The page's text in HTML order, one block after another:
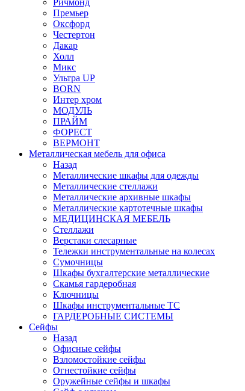
Ричмонд
Премьер
Оксфорд
Честертон
Дакар
Холл
Микс
Ультра UP
BORN
Интер хром
МОДУЛЬ
ПРАЙМ
ФОРЕСТ
ВЕРМОНТ
Металлическая мебель для офиса
Назад
Металлические шкафы для одежды
Металлические стеллажи
Металлические архивные шкафы
Металлические картотечные шкафы
МЕДИЦИНСКАЯ МЕБЕЛЬ
Стеллажи
Верстаки слесарные
Тележки инструментальные на колесах
Сумочницы
Шкафы бухгалтерские металлические
Скамья гардеробная
Ключницы
Шкафы инструментальные ТС
ГАРДЕРОБНЫЕ СИСТЕМЫ
Сейфы
Назад
Офисные сейфы
Взломостойкие сейфы
Огнестойкие сейфы
Оружейные сейфы и шкафы